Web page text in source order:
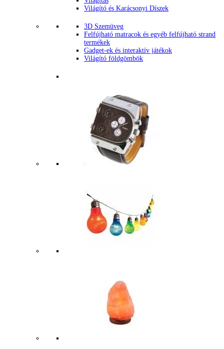
Világító és Karácsonyi Díszek
3D Szemüveg
Felfújható matracok és egyéb felfújható strand
termékek
Gadget-ek és interaktív játékok
Világító földgömbök